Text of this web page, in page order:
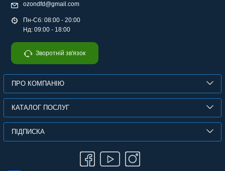
ozondfd@gmail.com
Пн-Сб: 08:00 - 20:00
Нд: 09:00 - 18:00
Зворотній зв'язок
ПРО КОМПАНІЮ
КАТАЛОГ ПОСЛУГ
ПІДПИСКА